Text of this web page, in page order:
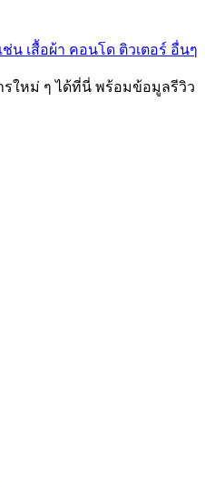
น เสื้อผ้า คอนโด ติวเตอร์ อื่นๆ
ใหม่ ๆ ได้ที่นี่ พร้อมข้อมูลรีวิว